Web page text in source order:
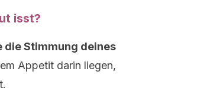
isst?
die Stimmung deines
Appetit darin liegen,